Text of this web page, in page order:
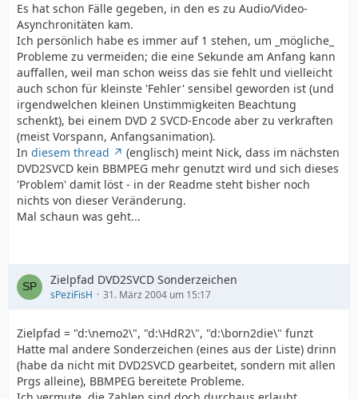
Es hat schon Fälle gegeben, in den es zu Audio/Video-
Asynchronitäten kam.
Ich persönlich habe es immer auf 1 stehen, um _mögliche_
Probleme zu vermeiden; die eine Sekunde am Anfang kann
auffallen, weil man schon weiss das sie fehlt und vielleicht
auch schon für kleinste 'Fehler' sensibel geworden ist (und
irgendwelchen kleinen Unstimmigkeiten Beachtung
schenkt), bei einem DVD 2 SVCD-Encode aber zu verkraften
(meist Vorspann, Anfangsanimation).
In diesem thread
(englisch) meint Nick, dass im nächsten
DVD2SVCD kein BBMPEG mehr genutzt wird und sich dieses
'Problem' damit löst - in der Readme steht bisher noch
nichts von dieser Veränderung.
Mal schaun was geht...
Zielpfad DVD2SVCD Sonderzeichen
sPeziFisH 31. März 2004 um 15:17
Zielpfad = "d:\nemo2\", "d:\HdR2\", "d:\born2die\" funzt
Hatte mal andere Sonderzeichen (eines aus der Liste) drinn
(habe da nicht mit DVD2SVCD gearbeitet, sondern mit allen
Prgs alleine), BBMPEG bereitete Probleme.